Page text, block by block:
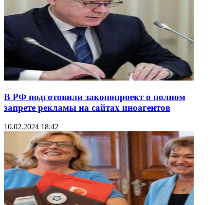
В РФ подготовили законопроект о полном
запрете рекламы на сайтах иноагентов
10.02.2024 18:42